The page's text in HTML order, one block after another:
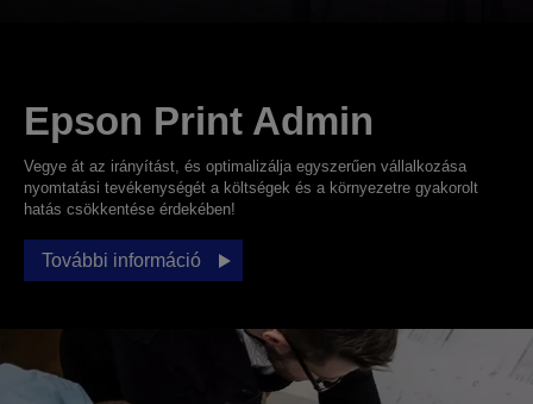
Epson Print Admin
Vegye át az irányítást, és optimalizálja egyszerűen vállalkozása
nyomtatási tevékenységét a költségek és a környezetre gyakorolt
hatás csökkentése érdekében!
További információ